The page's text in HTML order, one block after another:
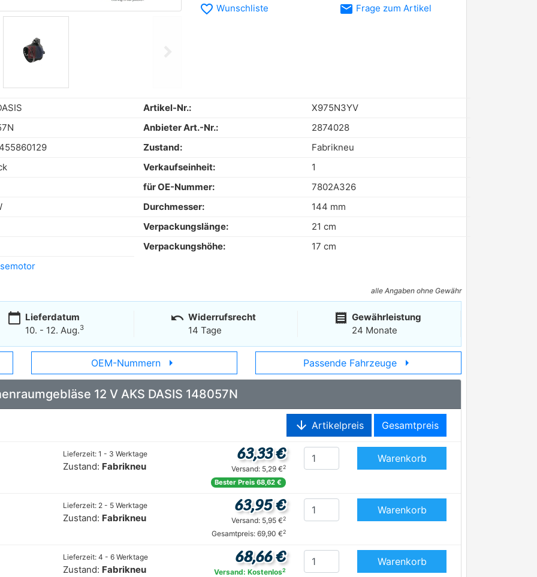
favorite_border Wunschliste email Frage zum Artikel
Artikel-Nr.:
X975N3YV
Anbieter Art.-Nr.:
2874028
Zustand:
Fabrikneu
Verkaufseinheit:
1
für OE-Nummer:
7802A326
Durchmesser:
144 mm
Verpackungslänge:
21 cm
Verpackungshöhe:
17 cm
alle Angaben ohne Gewähr
calendar_today Lieferdatum
10. - 12. Aug.3
undo Widerrufsrecht
14 Tage
receipt Gewährleistung
24 Monate
OEM-Nummern arrow_right Passende Fahrzeuge arrow_right
12 V AKS DASIS 148057N
arrow_downward Artikelpreis Gesamtpreis
Lieferzeit: 1 - 3 Werktage
Zustand: Fabrikneu
63,33 €
Versand: 5,29 €2
Bester Preis 68,62 €
Warenkorb
Lieferzeit: 2 - 5 Werktage
Zustand: Fabrikneu
63,95 €
Versand: 5,95 €2
Gesamtpreis: 69,90 €2
Warenkorb
Lieferzeit: 4 - 6 Werktage
Zustand: Fabrikneu
68,66 €
Versand: Kostenlos2
Warenkorb